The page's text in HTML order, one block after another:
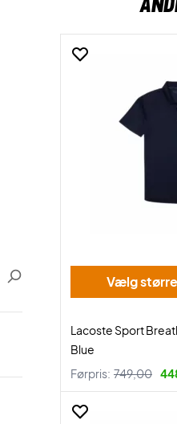
Vælg
Lacoste Sport
Blue
Førpris: 749,00